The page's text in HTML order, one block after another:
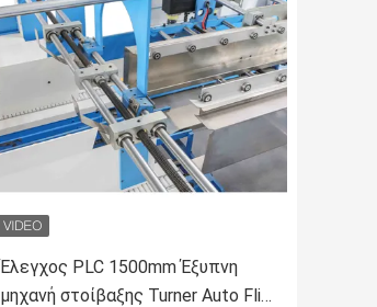
Έλεγχος PLC 1500mm Έξυπνη
μηχανή στοίβαξης Turner Auto Flip